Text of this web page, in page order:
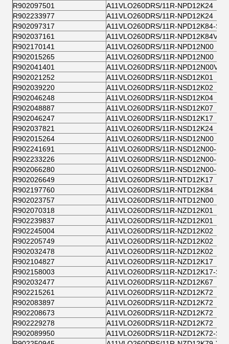
R902097501
A11VLO260DRS/11R-NPD12K24
R902233977
A11VLO260DRS/11R-NPD12K24
R902097317
A11VLO260DRS/11R-NPD12K84-S
R902037161
A11VLO260DRS/11R-NPD12K84V
R902170141
A11VLO260DRS/11R-NPD12N00
R902015265
A11VLO260DRS/11R-NPD12N00
R902041401
A11VLO260DRS/11R-NPD12N00V
R902021252
A11VLO260DRS/11R-NSD12K01
R902039220
A11VLO260DRS/11R-NSD12K02
R902046248
A11VLO260DRS/11R-NSD12K04
R902048887
A11VLO260DRS/11R-NSD12K07
R902046247
A11VLO260DRS/11R-NSD12K17
R902037821
A11VLO260DRS/11R-NSD12K24
R902015264
A11VLO260DRS/11R-NSD12N00
R902241691
A11VLO260DRS/11R-NSD12N00-S
R902233226
A11VLO260DRS/11R-NSD12N00-S
R902066280
A11VLO260DRS/11R-NSD12N00-S
R902026649
A11VLO260DRS/11R-NTD12K17
R902197760
A11VLO260DRS/11R-NTD12K84
R902023757
A11VLO260DRS/11R-NTD12N00
R902070318
A11VLO260DRS/11R-NZD12K01
R902239837
A11VLO260DRS/11R-NZD12K01
R902245004
A11VLO260DRS/11R-NZD12K02
R902205749
A11VLO260DRS/11R-NZD12K02
R902032478
A11VLO260DRS/11R-NZD12K02
R902104827
A11VLO260DRS/11R-NZD12K17
R902158003
A11VLO260DRS/11R-NZD12K17-S
R902032477
A11VLO260DRS/11R-NZD12K67
R902215261
A11VLO260DRS/11R-NZD12K72
R902083897
A11VLO260DRS/11R-NZD12K72
R902208673
A11VLO260DRS/11R-NZD12K72
R902229278
A11VLO260DRS/11R-NZD12K72
R902089950
A11VLO260DRS/11R-NZD12K72-S